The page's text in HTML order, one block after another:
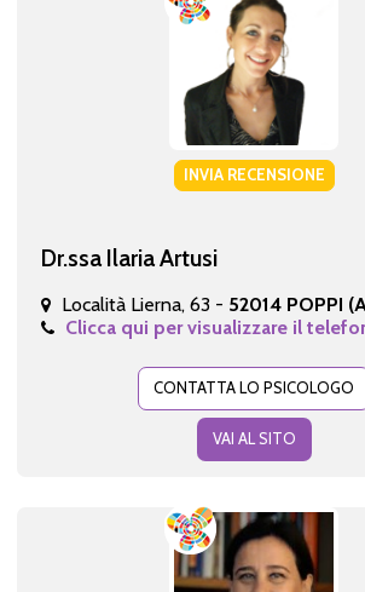
INVIA RECENSIONE
Dr.ssa Ilaria Artusi
Località Lierna, 63 - 52014 POPPI
Clicca qui per visualizzare il
CONTATTA LO PSICOLOGO
VAI AL SITO